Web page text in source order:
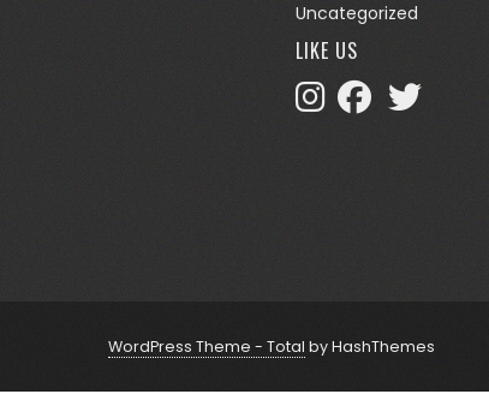
Uncategorized
LIKE US
WordPress Theme - Total by HashThemes